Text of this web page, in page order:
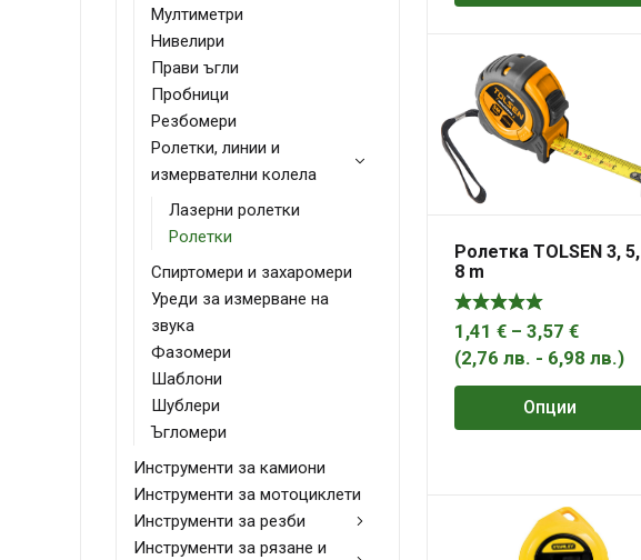
Мултиметри
Нивелири
Прави ъгли
Пробници
Резбомери
Ролетки, линии и
измервателни колела
Лазерни ролетки
Ролетки
Спиртомери и захаромери
Уреди за измерване на
звука
Фазомери
Шаблони
Шублери
Ъгломери
Инструменти за камиони
Инструменти за мотоциклети
Инструменти за резби
Инструменти за рязане и
Ролетка TOLSEN 3, 5,
8 m
1,41 € – 3,57 €Price
range:
1,41 €
(2,76 лв. - 6,98 лв.)
Опции